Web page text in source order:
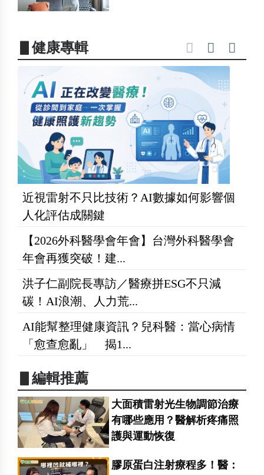
▋健康專輯
近視雷射不只比技術？AI數據如何影響個
人化評估成關鍵
【2026外科醫學會年會】台灣外科醫學會
年會再獲突破！建...
洪子仁副院長專訪／醫療拼ESG不只減
碳！AI浪潮、人力荒...
AI能幫整理健康資訊？兒科醫：當心病情
「愈查愈亂」 揭1...
▋編輯推薦
大面積雷射光生物調節治療
有哪些應用？醫解析疼痛照
護與運動恢復
膠原蛋白注射療程多！醫：